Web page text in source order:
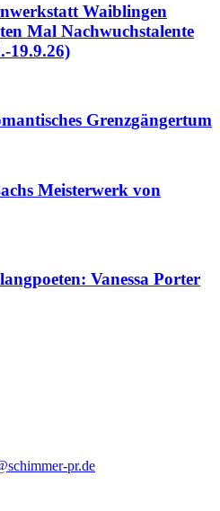
Waiblingen
Mal Nachwuchstalente
19.9.26)
Grenzgängertum
Meisterwerk von
Vanessa Porter
pr.de